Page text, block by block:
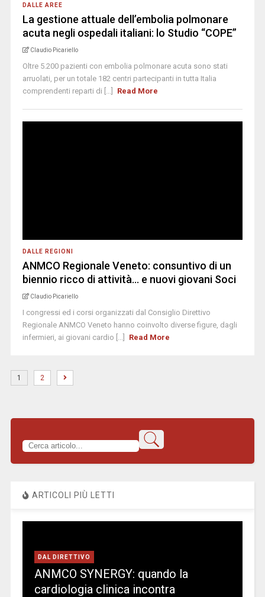
DALLE AREE
La gestione attuale dell’embolia polmonare
acuta negli ospedali italiani: lo Studio “COPE”
Claudio Picariello
Oltre 5.200 pazienti con embolia polmonare acuta sono stati
arruolati, per un totale 182 centri partecipanti in tutta Italia
comprendenti reparti di [...]
Read More
DALLE REGIONI
ANMCO Regionale Veneto: consuntivo di un
biennio ricco di attività… e nuovi giovani Soci
Claudio Picariello
I congressi ed i corsi organizzati dal Consiglio Direttivo
Regionale ANMCO Veneto hanno coinvolto diverse figure, dagli
infermieri, ai giovani cardio [...]
Read More
1 2
ARTICOLI PIÙ LETTI
DAL DIRETTIVO
ANMCO SYNERGY: quando la
cardiologia clinica incontra